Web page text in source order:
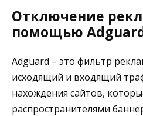
Отключение
помощью
Adguard – это фильтр
исходящий и входящий
нахождения сайтов,
распространителями